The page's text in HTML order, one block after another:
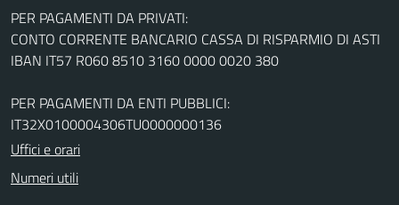
PER PAGAMENTI DA PRIVATI:
CONTO CORRENTE BANCARIO CASSA DI RISPARMIO DI ASTI
IBAN IT57 R060 8510 3160 0000 0020 380
PER PAGAMENTI DA ENTI PUBBLICI:
IT32X0100004306TU0000000136
Uffici e orari
Numeri utili